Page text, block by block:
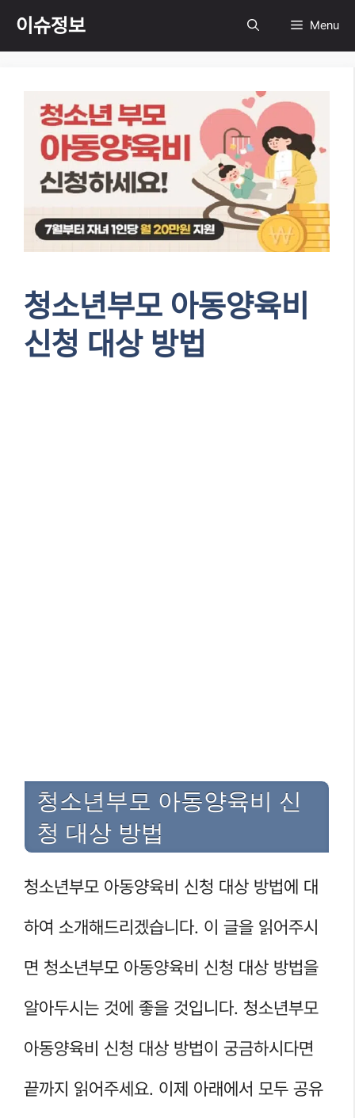
Skip
content
이슈정보 Menu
청소년부모 아동양육비
신청 대상 방법
청소년부모 아동양육비 신
청 대상 방법
청소년부모 아동양육비 신청 대상 방법에 대
하여 소개해드리겠습니다. 이 글을 읽어주시
면 청소년부모 아동양육비 신청 대상 방법을
알아두시는 것에 좋을 것입니다. 청소년부모
아동양육비 신청 대상 방법이 궁금하시다면
끝까지 읽어주세요. 이제 아래에서 모두 공유